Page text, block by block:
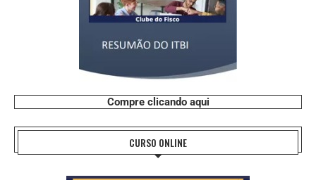
Compre clicando aqui
CURSO ONLINE